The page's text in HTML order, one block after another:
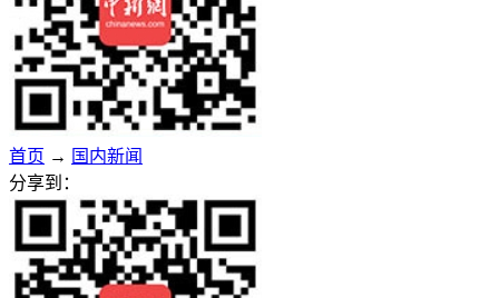
首页 → 国内新闻
分享到：